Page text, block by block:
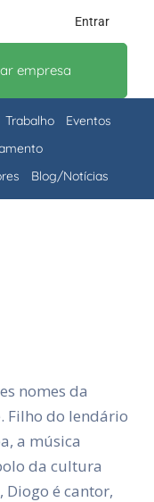
Entrar
empresa
Trabalho
Eventos
Blog/Notícias
nomes da
Filho do lendário
a música
da cultura
é cantor,